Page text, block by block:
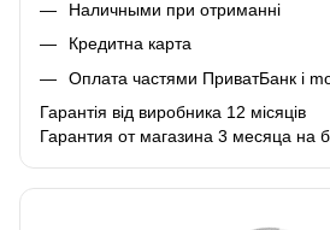
Наличными при отриманні
Кредитна карта
Оплата частями ПриватБанк і
Гарантія від виробника 12 місяців
Гарантия от магазина 3 месяца на